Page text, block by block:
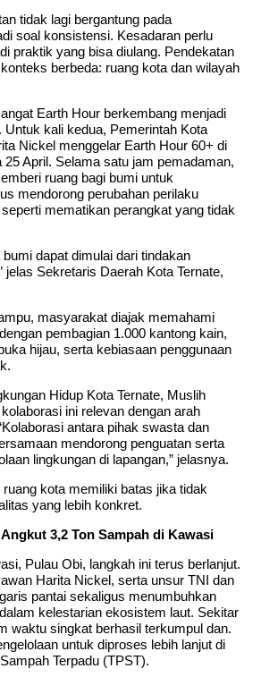
tidak lagi bergantung pada
soal konsistensi. Kesadaran perlu
praktik yang bisa diulang. Pendekatan
berbeda: ruang kota dan wilayah
Earth Hour berkembang menjadi
Untuk kali kedua, Pemerintah Kota
Nickel menggelar Earth Hour 60+ di
25 April. Selama satu jam pemadaman,
ruang bagi bumi untuk
mendorong perubahan perilaku
mematikan perangkat yang tidak
dapat dimulai dari tindakan
jelas Sekretaris Daerah Kota Ternate,
masyarakat diajak memahami
pembagian 1.000 kantong kain,
hijau, serta kebiasaan penggunaan
Hidup Kota Ternate, Muslih
ini relevan dengan arah
antara pihak swasta dan
mendorong penguatan serta
lingkungan di lapangan,” jelasnya.
kota memiliki batas jika tidak
yang lebih konkret.
3,2 Ton Sampah di Kawasi
Pulau Obi, langkah ini terus berlanjut.
Harita Nickel, serta unsur TNI dan
pantai sekaligus menumbuhkan
kelestarian ekosistem laut. Sekitar
waktu singkat berhasil terkumpul dan.
untuk diproses lebih lanjut di
Terpadu (TPST).